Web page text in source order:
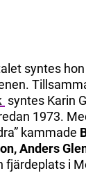
syntes
syntes Karin
1973.
kammade
Anders
fjärdeplats i